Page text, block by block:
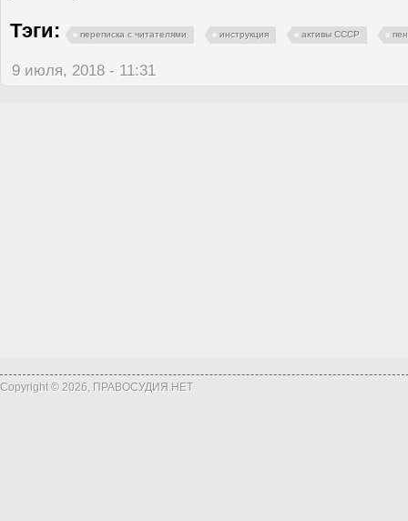
Тэги: переписка с читателями инструкция активы СССР
9 июля, 2018 - 11:31
Copyright © 2026, ПРАВОСУДИЯ.НЕТ